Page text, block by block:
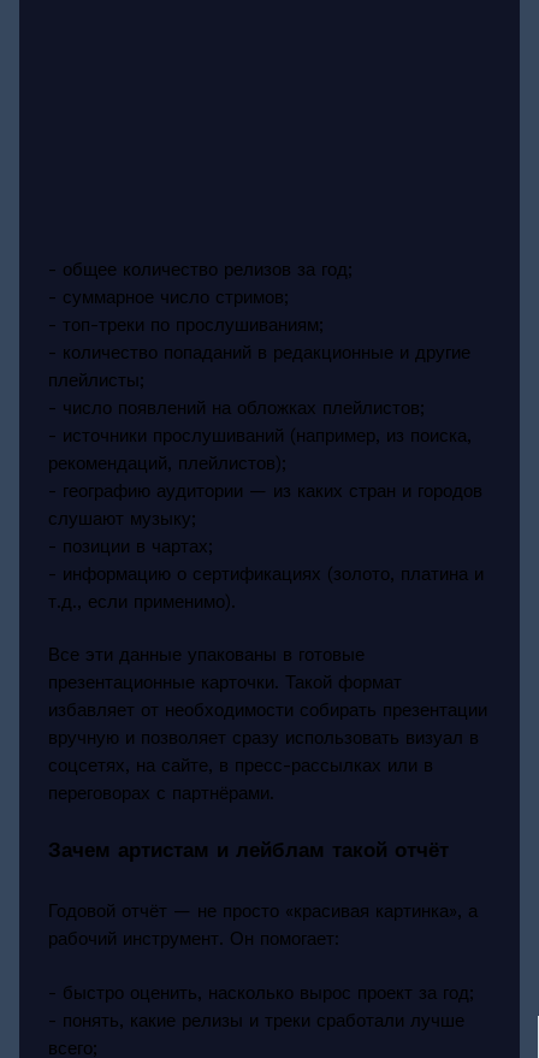
- общее количество релизов за год;
- суммарное число стримов;
- топ-треки по прослушиваниям;
- количество попаданий в редакционные и другие
плейлисты;
- число появлений на обложках плейлистов;
- источники прослушиваний (например, из поиска,
рекомендаций, плейлистов);
- географию аудитории — из каких стран и городов
слушают музыку;
- позиции в чартах;
- информацию о сертификациях (золото, платина и
т.д., если применимо).
Все эти данные упакованы в готовые
презентационные карточки. Такой формат
избавляет от необходимости собирать презентации
вручную и позволяет сразу использовать визуал в
соцсетях, на сайте, в пресс-рассылках или в
переговорах с партнёрами.
Зачем артистам и лейблам такой отчёт
Годовой отчёт — не просто «красивая картинка», а
рабочий инструмент. Он помогает:
- быстро оценить, насколько вырос проект за год;
- понять, какие релизы и треки сработали лучше
всего;